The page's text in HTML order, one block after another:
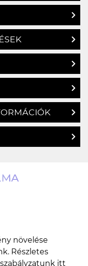
út 25.
növelése
Részletes
itt